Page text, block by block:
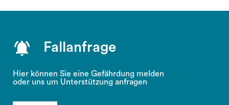
Fallanfrage
Hier können Sie eine Gefährdung melden
oder uns um Unterstützung anfragen